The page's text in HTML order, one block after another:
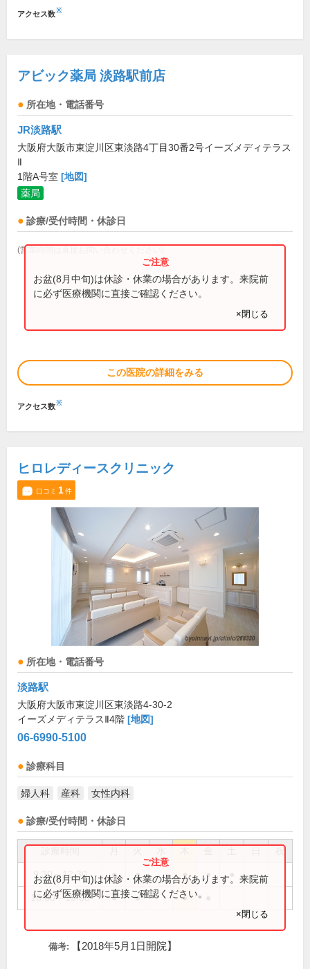
アクセス数※
アビック薬局 淡路駅前店
所在地・電話番号
JR淡路駅
大阪府大阪市東淀川区東淡路4丁目30番2号イーズメディテラス
Ⅱ
1階A号室 [地図]
薬局
診療/受付時間・休診日
(営業時間は直接お問い合わせください)
お盆(8月中旬)は休診・休業の場合があります。来院前
に必ず医療機関に直接ご確認ください。
×閉じる
この医院の詳細をみる
アクセス数※
ヒロレディースクリニック
口コミ 1件
所在地・電話番号
淡路駅
大阪府大阪市東淀川区東淡路4-30-2
イーズメディテラスⅡ4階 [地図]
06-6990-5100
診療科目
婦人科 産科 女性内科
診療/受付時間・休診日
祝
9:30～12:30 ● ● ● ●
16:00～19:00 ● ● ●
お盆(8月中旬)は休診・休業の場合があります。来院前
に必ず医療機関に直接ご確認ください。
×閉じる
備考: 【2018年5月1日開院】